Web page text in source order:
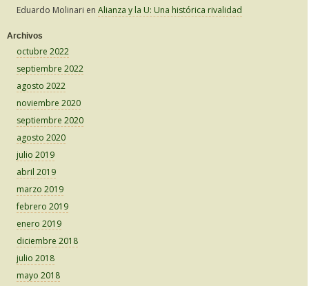
Eduardo Molinari en Alianza y la U: Una histórica rivalidad
Archivos
octubre 2022
septiembre 2022
agosto 2022
noviembre 2020
septiembre 2020
agosto 2020
julio 2019
abril 2019
marzo 2019
febrero 2019
enero 2019
diciembre 2018
julio 2018
mayo 2018